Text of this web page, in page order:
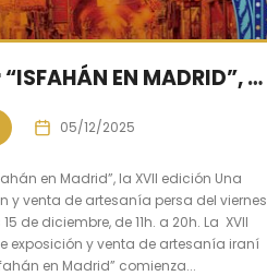
Bazar “ISFAHÁN EN MADRID”, XVII Edición, 5 al 15 de diciembre
05/12/2025
en Madrid”, la XVII edición Una
y venta de artesanía persa del viernes
de diciembre, de 11h. a 20h. La XVII
exposición y venta de artesanía iraní
en Madrid” comienza...